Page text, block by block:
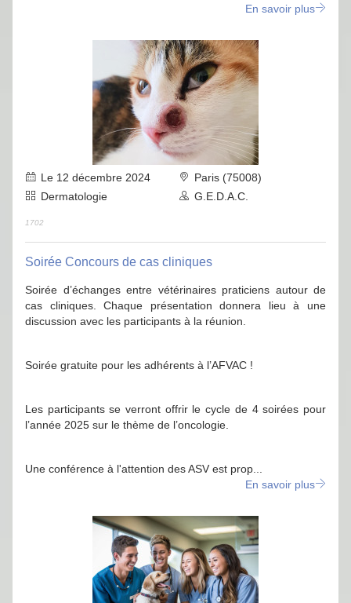
En savoir plus
Le 12 décembre 2024
Paris (75008)
Dermatologie
G.E.D.A.C.
1702
Soirée Concours de cas cliniques
Soirée d’échanges entre vétérinaires praticiens autour de
cas cliniques. Chaque présentation donnera lieu à une
discussion avec les participants à la réunion.
Soirée gratuite pour les adhérents à l’AFVAC !
Les participants se verront offrir le cycle de 4 soirées pour
l’année 2025 sur le thème de l’oncologie.
Une conférence à l'attention des ASV est prop...
En savoir plus